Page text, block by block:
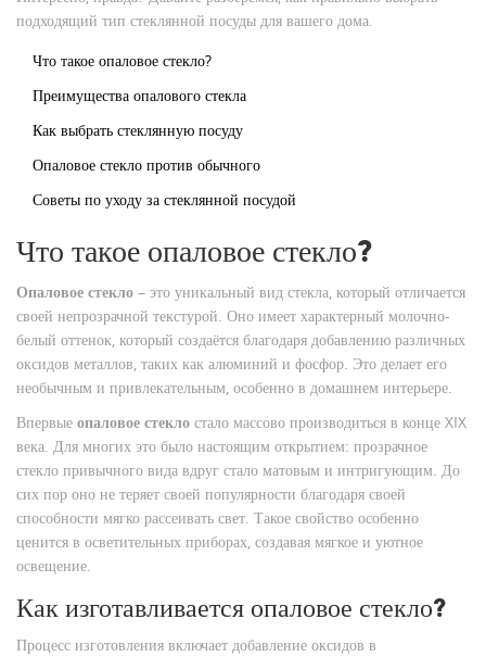
подходящий тип стеклянной посуды для вашего дома.
Что такое опаловое стекло?
Преимущества опалового стекла
Как выбрать стеклянную посуду
Опаловое стекло против обычного
Советы по уходу за стеклянной посудой
Что такое опаловое стекло?
Опаловое стекло – это уникальный вид стекла, который отличается
своей непрозрачной текстурой. Оно имеет характерный молочно-
белый оттенок, который создаётся благодаря добавлению различных
оксидов металлов, таких как алюминий и фосфор. Это делает его
необычным и привлекательным, особенно в домашнем интерьере.
Впервые опаловое стекло стало массово производиться в конце XIX
века. Для многих это было настоящим открытием: прозрачное
стекло привычного вида вдруг стало матовым и интригующим. До
сих пор оно не теряет своей популярности благодаря своей
способности мягко рассеивать свет. Такое свойство особенно
ценится в осветительных приборах, создавая мягкое и уютное
освещение.
Как изготавливается опаловое стекло?
Процесс изготовления включает добавление оксидов в